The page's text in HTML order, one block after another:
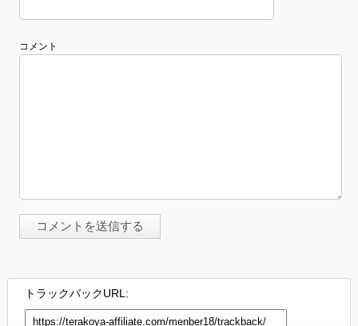
コメント
トラックバックURL: